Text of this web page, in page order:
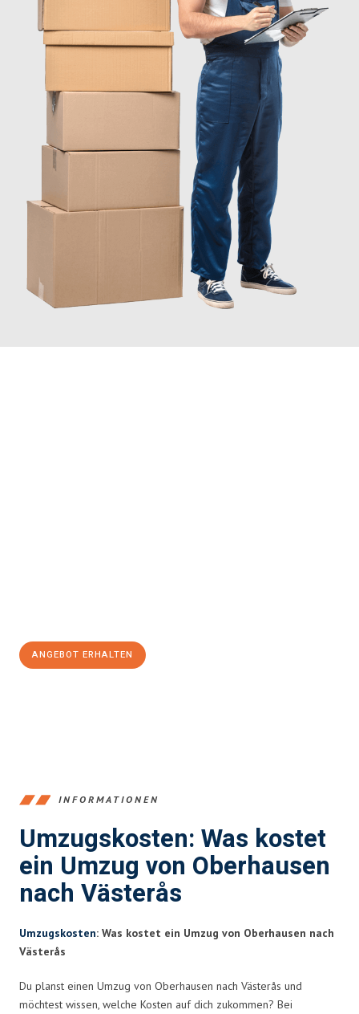
ANGEBOT ERHALTEN
INFORMATIONEN
Umzugskosten: Was kostet
ein Umzug von Oberhausen
nach Västerås
Umzugskosten: Was kostet ein Umzug von Oberhausen nach
Västerås
Du planst einen Umzug von Oberhausen nach Västerås und
möchtest wissen, welche Kosten auf dich zukommen? Bei